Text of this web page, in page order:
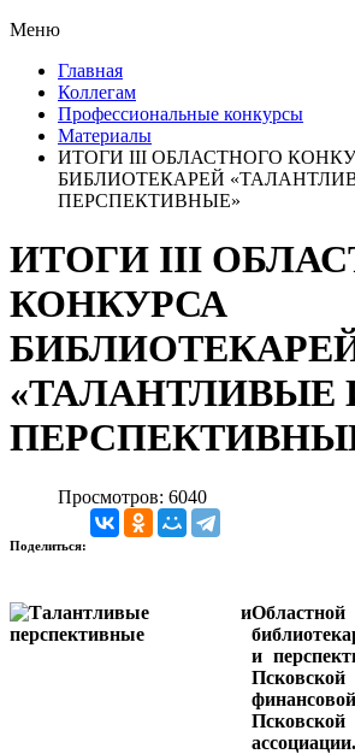
Меню
Главная
Коллегам
Профессиональные конкурсы
Материалы
ИТОГИ III ОБЛАСТНОГО
БИБЛИОТЕКАРЕЙ
ПЕРСПЕКТИВНЫЕ»
ИТОГИ III
КОНКУРСА
«ТАЛАНТЛИВЫЕ
Просмотров: 6040
Поделиться:
и
ассоциации.